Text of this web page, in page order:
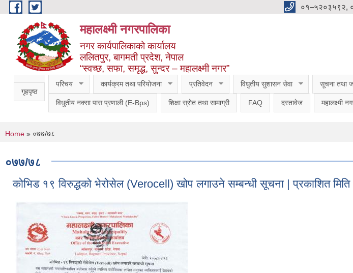
Skip to main content ०१–५२०३५९२,
महालक्ष्मी नगरपालिका
नगर कार्यपालिकाको कार्यालय
ललितपुर, बागमती प्रदेश, नेपाल
“स्वच्छ, सफा, समृद्ध, सुन्दर – महालक्ष्मी नगर”
गृहपृष्ठ
परिचय कार्यक्रम तथा परियोजना प्रतिवेदन विधुतीय सुशासन सेवा सूचना तथा
विधुतीय नक्सा पास प्रणाली (E-Bps) शिक्षा स्रोत तथा सामाग्री FAQ दस्तावेज महालक्ष्मी
You are here
Home » ०७७/७८
०७७/७८
कोभिड १९ विरुद्धको भेरोसेल (Verocell) खोप लगाउने सम्बन्धी सूचना | प्रकाशित